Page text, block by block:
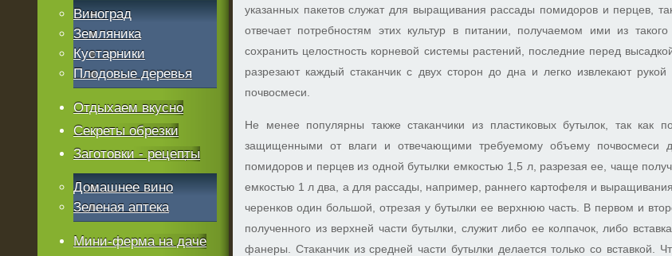
указанных пакетов служат для выращивания рассады помидоров и перцев,
отвечает потребностям этих культур в питании, получаемом ими из
сохранить целостность корневой системы растений, последние перед
разрезают каждый стаканчик с двух сторон до дна и легко извлекают
почвосмеси.
Не менее популярны также стаканчики из пластиковых бутылок, так как
защищенными от влаги и отвечающими требуемому объему почвосмеси
помидоров и перцев из одной бутылки емкостью 1,5 л, разрезая ее, чаще
емкостью 1 л два, а для рассады, например, раннего картофеля и
черенков один большой, отрезая у бутылки ее верхнюю часть. В первом и
полученного из верхней части бутылки, служит либо ее колпачок, либо
фанеры. Стаканчик из средней части бутылки делается только со вставкой.
Виноград
Земляника
Кустарники
Плодовые деревья
Отдыхаем вкусно
Секреты обрезки
Заготовки - рецепты
Домашнее вино
Зеленая аптека
Мини-ферма на даче